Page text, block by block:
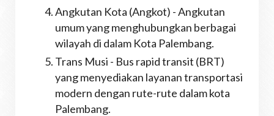
Angkutan Kota (Angkot) - Angkutan
umum yang menghubungkan berbagai
wilayah di dalam Kota Palembang.
Trans Musi - Bus rapid transit (BRT)
yang menyediakan layanan transportasi
modern dengan rute-rute dalam kota
Palembang.